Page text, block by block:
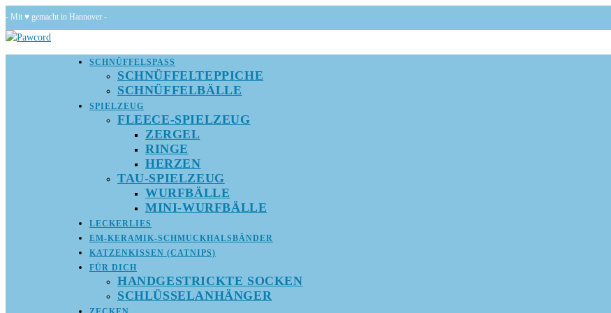
Zum
springen
- Mit ♥ gemacht in Hannover -
SCHNÜFFELSPASS
SCHNÜFFELTEPPICHE
SCHNÜFFELBÄLLE
SPIELZEUG
FLEECE-SPIELZEUG
ZERGEL
RINGE
HERZEN
TAU-SPIELZEUG
WURFBÄLLE
MINI-WURFBÄLLE
LECKERLIES
EM-KERAMIK-SCHMUCKHALSBÄNDER
KATZENKISSEN (CATNIPS)
FÜR DICH
HANDGESTRICKTE SOCKEN
SCHLÜSSELANHÄNGER